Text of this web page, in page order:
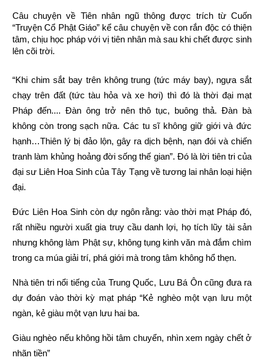
Câu chuyện về Tiên nhân ngũ thông được trích từ Cuốn
“Truyện Cổ Phật Giáo” kể câu chuyện về con rắn độc có thiện
tâm, chịu học pháp với vị tiên nhân mà sau khi chết được sinh
lên cõi trời.
“Khi chim sắt bay trên không trung (tức máy bay), ngựa sắt
chạy trên đất (tức tàu hỏa và xe hơi) thì đó là thời đại mạt
Pháp đến.... Đàn ông trở nên thô tục, buông thả. Đàn bà
không còn trong sạch nữa. Các tu sĩ không giữ giới và đức
hạnh…Thiên lý bị đảo lộn, gây ra dịch bệnh, nạn đói và chiến
tranh làm khủng hoảng đời sống thế gian”. Đó là lời tiên tri của
đại sư Liên Hoa Sinh của Tây Tạng về tương lai nhân loại hiện
đại.
Đức Liên Hoa Sinh còn dự ngôn rằng: vào thời mạt Pháp đó,
rất nhiều người xuất gia truy cầu danh lợi, họ tích lũy tài sản
nhưng không làm Phật sự, không tụng kinh văn mà đắm chìm
trong ca múa giải trí, phá giới mà trong tâm không hổ thẹn.
Nhà tiên tri nổi tiếng của Trung Quốc, Lưu Bá Ôn cũng đưa ra
dự đoán vào thời kỳ mạt pháp “Kẻ nghèo một vạn lưu một
ngàn, kẻ giàu một vạn lưu hai ba.
Giàu nghèo nếu không hồi tâm chuyển, nhìn xem ngày chết ở
nhãn tiền”